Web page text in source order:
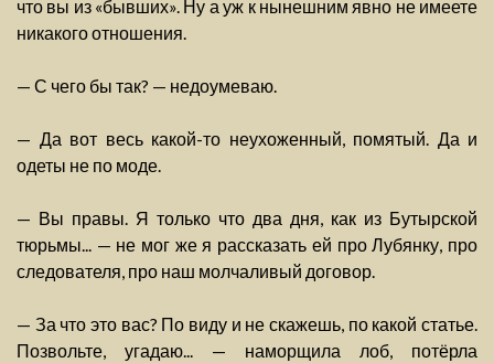
что вы из «бывших». Ну а уж к нынешним явно не имеете
никакого отношения.
— С чего бы так? — недоумеваю.
— Да вот весь какой-то неухоженный, помятый. Да и
одеты не по моде.
— Вы правы. Я только что два дня, как из Бутырской
тюрьмы... — не мог же я рассказать ей про Лубянку, про
следователя, про наш молчаливый договор.
— За что это вас? По виду и не скажешь, по какой статье.
Позвольте, угадаю... — наморщила лоб, потёрла